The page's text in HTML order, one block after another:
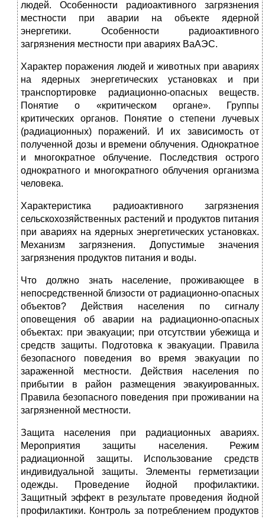
людей. Особенности радиоактивного загрязнения
местности при аварии на объекте ядерной
энергетики. Особенности радиоактивного
загрязнения местности при авариях ВаАЭС.
Характер поражения людей и животных при авариях
на ядерных энергетических установках и при
транспортировке радиационно-опасных веществ.
Понятие о «критическом органе». Группы
критических органов. Понятие о степени лучевых
(радиационных) поражений. И их зависимость от
полученной дозы и времени облучения. Однократное
и многократное облучение. Последствия острого
однократного и многократного облучения организма
человека.
Характеристика радиоактивного загрязнения
сельскохозяйственных растений и продуктов питания
при авариях на ядерных энергетических установках.
Механизм загрязнения. Допустимые значения
загрязнения продуктов питания и воды.
Что должно знать население, проживающее в
непосредственной близости от радиационно-опасных
объектов? Действия населения по сигналу
оповещения об аварии на радиационно-опасных
объектах: при эвакуации; при отсутствии убежища и
средств защиты. Подготовка к эвакуации. Правила
безопасного поведения во время эвакуации по
зараженной местности. Действия населения по
прибытии в район размещения эвакуированных.
Правила безопасного поведения при проживании на
загрязненной местности.
Защита населения при радиационных авариях.
Мероприятия защиты населения. Режим
радиационной защиты. Использование средств
индивидуальной защиты. Элементы герметизации
одежды. Проведение йодной профилактики.
Защитный эффект в результате проведения йодной
профилактики. Контроль за потреблением продуктов